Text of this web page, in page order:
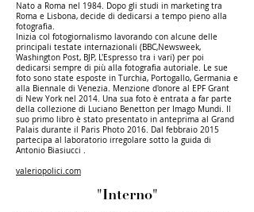
Nato a Roma nel 1984. Dopo gli studi in marketing tra
Roma e Lisbona, decide di dedicarsi a tempo pieno alla
fotografia.
Inizia col fotogiornalismo lavorando con alcune delle
principali testate internazionali (BBC,Newsweek,
Washington Post, BJP, L'Espresso tra i vari) per poi
dedicarsi sempre di più alla fotografia autoriale. Le sue
foto sono state esposte in Turchia, Portogallo, Germania e
alla Biennale di Venezia. Menzione d'onore al EPF Grant
di New York nel 2014. Una sua foto è entrata a far parte
della collezione di Luciano Benetton per Imago Mundi. Il
suo primo libro è stato presentato in anteprima al Grand
Palais durante il Paris Photo 2016. Dal febbraio 2015
partecipa al laboratorio irregolare sotto la guida di
Antonio Biasiucci .
valeriopolici.com
"Interno"